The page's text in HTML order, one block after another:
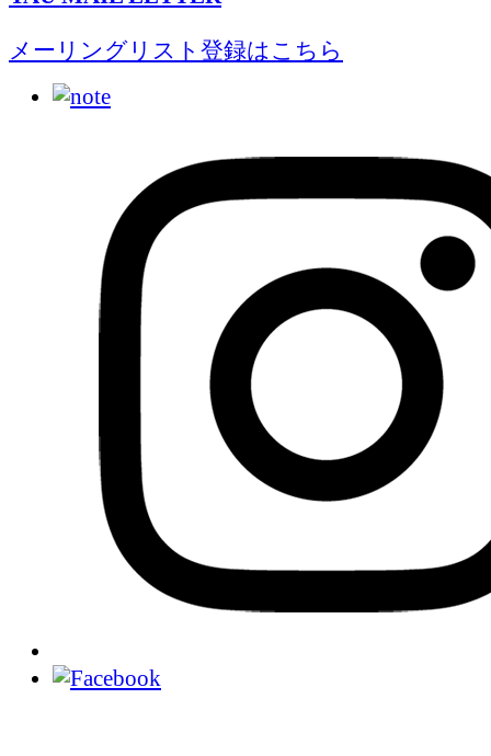
メーリングリスト登録はこちら